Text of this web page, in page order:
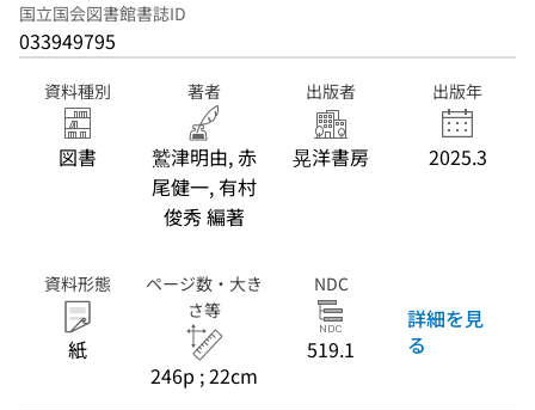
国立国会図書館書誌ID
033949795
資料種別
図書
著者
鷲津明由, 赤
尾健一, 有村
俊秀 編著
出版者
晃洋書房
出版年
2025.3
資料形態
紙
ページ数・大き
さ等
246p ; 22cm
NDC
519.1
詳細を見
る